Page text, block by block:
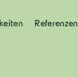
Referenzen